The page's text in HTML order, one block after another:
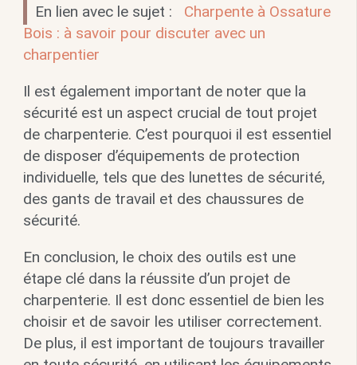
En lien avec le sujet :
Charpente à Ossature
Bois : à savoir pour discuter avec un
charpentier
Il est également important de noter que la
sécurité est un aspect crucial de tout projet
de charpenterie. C’est pourquoi il est essentiel
de disposer d’équipements de protection
individuelle, tels que des lunettes de sécurité,
des gants de travail et des chaussures de
sécurité.
En conclusion, le choix des outils est une
étape clé dans la réussite d’un projet de
charpenterie. Il est donc essentiel de bien les
choisir et de savoir les utiliser correctement.
De plus, il est important de toujours travailler